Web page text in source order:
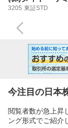
3205 東証STD
今注目の日本
閲覧者数が急上昇
ング形式でご紹介